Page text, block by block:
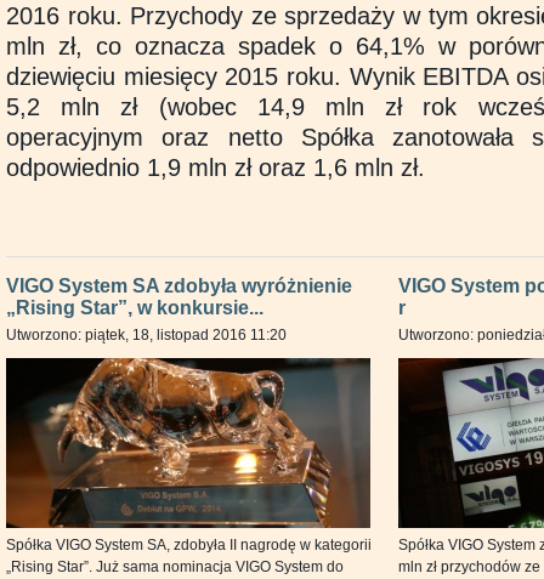
2016 roku. Przychody ze sprzedaży w tym
mln zł, co oznacza spadek o 64,1% w
dziewięciu miesięcy 2015 roku. Wynik EBITDA
5,2 mln zł (wobec 14,9 mln zł rok
operacyjnym oraz netto Spółka zanotowała
odpowiednio 1,9 mln zł oraz 1,6 mln zł.
VIGO System SA zdobyła wyróżnienie
„Rising Star”, w konkursie...
Utworzono: piątek, 18, listopad 2016 11:20
Spółka VIGO System SA, zdobyła II nagrodę w kategorii
„Rising Star”. Już sama nominacja VIGO System do
VIGO System
r
Utworzono:
Spółka VIGO System
mln zł przychodów